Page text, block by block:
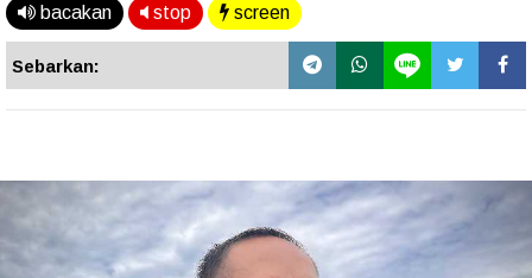
bacakan stop screen
Sebarkan: